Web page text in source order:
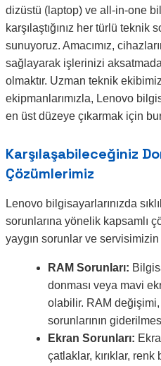
dizüstü (laptop) ve all-in-one
karşılaştığınız her türlü
sunuyoruz. Amacımız,
sağlayarak işlerinizi
olmaktır. Uzman teknik
ekipmanlarımızla, Lenovo
en üst düzeye çıkarmak için
Karşılaşabileceğiniz
Çözümlerimiz
Lenovo bilgisayarlarınızda
sorunlarına yönelik kapsamlı
yaygın sorunlar ve
RAM Sorunları:
donması veya mavi
olabilir. RAM
sorunlarının
Ekran Sorunları:
çatlaklar, kırıklar,